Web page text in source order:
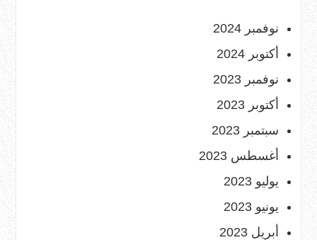
نوفمبر 2024
أكتوبر 2024
نوفمبر 2023
أكتوبر 2023
سبتمبر 2023
أغسطس 2023
يوليو 2023
يونيو 2023
أبريل 2023